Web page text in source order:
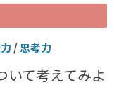
/思考力
いて考えてみよ